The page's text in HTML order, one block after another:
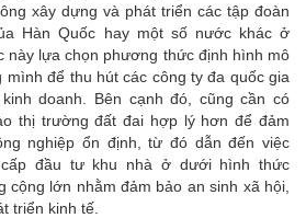
xây dựng và phát triển các tập đoàn
Hàn Quốc hay một số nước khác ở
này lựa chọn phương thức định hình mô
mình để thu hút các công ty đa quốc gia
doanh. Bên cạnh đó, cũng cần có
thị trường đất đai hợp lý hơn để đảm
nghiệp ổn định, từ đó dẫn đến việc
cấp đầu tư khu nhà ở dưới hình thức
lớn nhằm đảm bảo an sinh xã hội,
triển kinh tế.